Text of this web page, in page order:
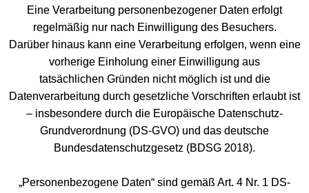
Eine Verarbeitung personenbezogener Daten erfolgt
regelmäßig nur nach Einwilligung des Besuchers.
Darüber hinaus kann eine Verarbeitung erfolgen, wenn eine
vorherige Einholung einer Einwilligung aus
tatsächlichen Gründen nicht möglich ist und die
Datenverarbeitung durch gesetzliche Vorschriften erlaubt ist
– insbesondere durch die Europäische Datenschutz-
Grundverordnung (DS-GVO) und das deutsche
Bundesdatenschutzgesetz (BDSG 2018).
„Personenbezogene Daten“ sind gemäß Art. 4 Nr. 1 DS-